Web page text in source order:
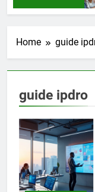
1
4
4
Home guide
guide ipdro